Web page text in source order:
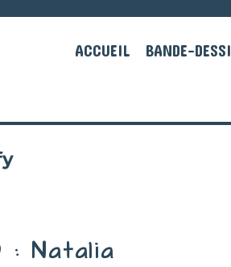
ACCUEIL BANDE-
: Natalia